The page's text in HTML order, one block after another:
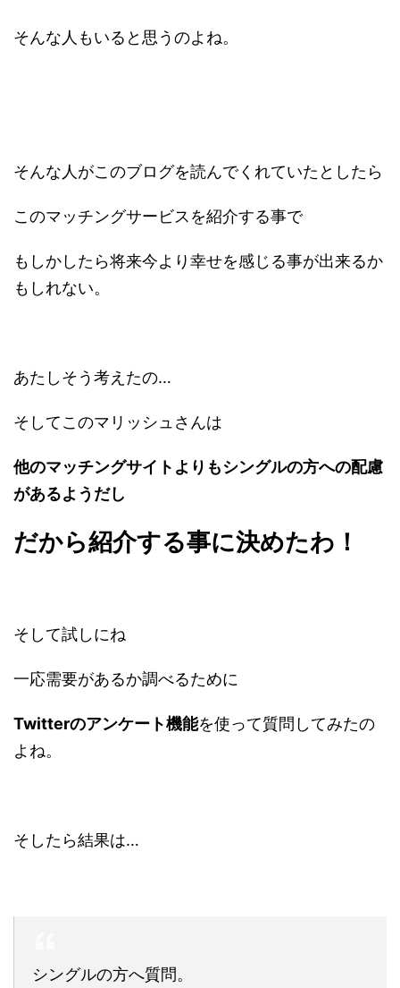
そんな人もいると思うのよね。
そんな人がこのブログを読んでくれていたとしたら
このマッチングサービスを紹介する事で
もしかしたら将来今より幸せを感じる事が出来るか
もしれない。
あたしそう考えたの…
そしてこのマリッシュさんは
他のマッチングサイトよりもシングルの方への配慮
があるようだし
だから紹介する事に決めたわ！
そして試しにね
一応需要があるか調べるために
Twitterのアンケート機能を使って質問してみたの
よね。
そしたら結果は…
シングルの方へ質問。